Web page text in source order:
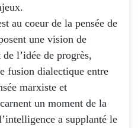
au coeur de la pensée de
une vision de
l’idée de progrès,
fusion dialectique entre
marxiste et
un moment de la
a supplanté le